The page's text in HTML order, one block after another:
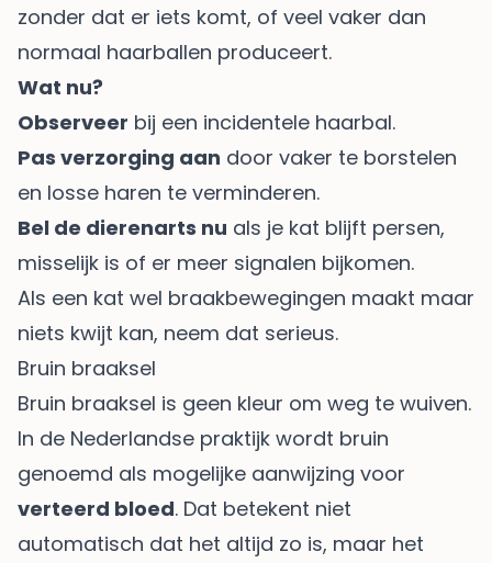
zonder dat er iets komt, of veel vaker dan
normaal haarballen produceert.
Wat nu?
Observeer bij een incidentele haarbal.
Pas verzorging aan door vaker te borstelen
en losse haren te verminderen.
Bel de dierenarts nu als je kat blijft persen,
misselijk is of er meer signalen bijkomen.
Als een kat wel braakbewegingen maakt maar
niets kwijt kan, neem dat serieus.
Bruin braaksel
Bruin braaksel is geen kleur om weg te wuiven.
In de Nederlandse praktijk wordt bruin
genoemd als mogelijke aanwijzing voor
verteerd bloed. Dat betekent niet
automatisch dat het altijd zo is, maar het